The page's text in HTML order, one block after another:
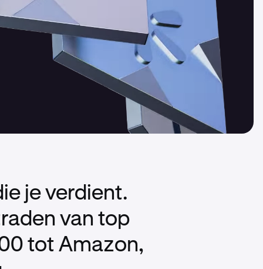
je verdient.
van top
tot Amazon,